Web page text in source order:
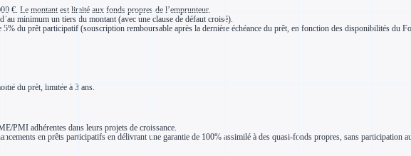
€. Le montant est limité aux fonds propres de l’emprunteur.
minimum un tiers du montant (avec une clause de défaut croisé).
du prêt participatif (souscription remboursable après la dernière échéance du prêt, en fonction des disponibilités du
du prêt, limitée à 3 ans.
PMI adhérentes dans leurs projets de croissance.
en prêts participatifs en délivrant une garantie de 100% assimilé à des quasi-fonds propres, sans participation